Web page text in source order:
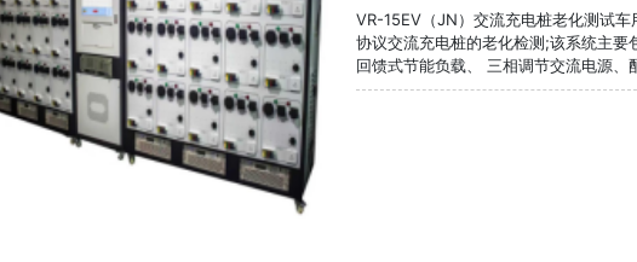
VR-15EV（JN）交流充电桩老化测试
协议交流充电桩的老化检测;该系统主要
回馈式节能负载、 三相调节交流电源、